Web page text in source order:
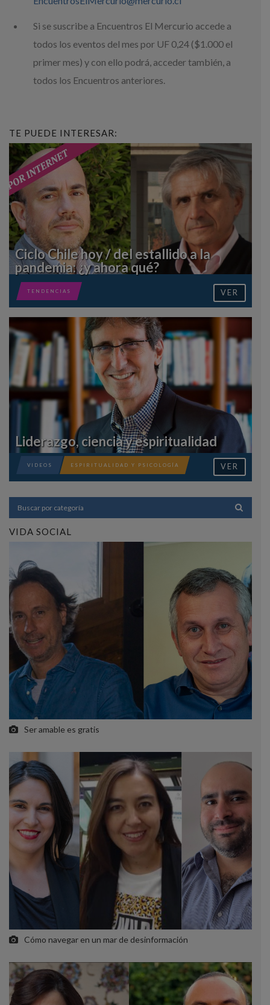
Si se suscribe a Encuentros El Mercurio accede a
todos los eventos del mes por UF 0,24 ($1.000 el
primer mes) y con ello podrá, acceder también, a
todos los Encuentros anteriores.
TE PUEDE INTERESAR:
Ciclo Chile hoy / del estallido a la
pandemia: ¿y ahora qué?
TENDENCIAS VER
Liderazgo, ciencia y espiritualidad
ESPIRITUALIDAD Y PSICOLOGÍA
VIDEOS VER
VIDA SOCIAL
Ser amable es gratis
Cómo navegar en un mar de desinformación